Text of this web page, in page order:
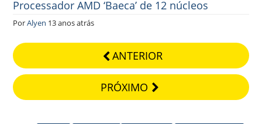
Processador AMD ‘Baeca’ de 12 núcleos
PorAlyen 13 anos atrás
ANTERIOR
PRÓXIMO